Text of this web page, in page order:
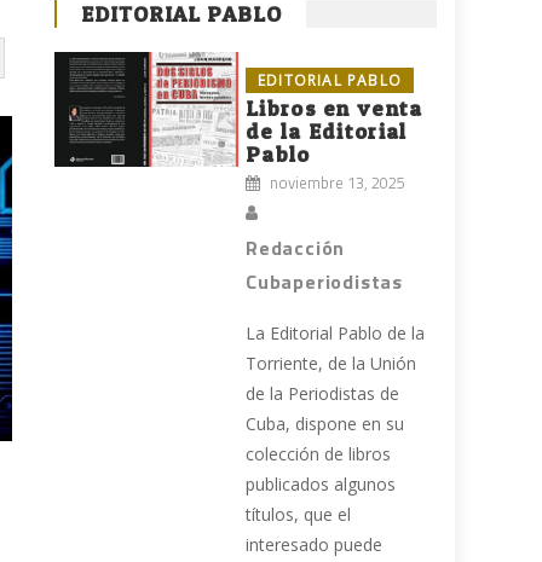
EDITORIAL PABLO
EDITORIAL PABLO
Libros en venta
de la Editorial
Pablo
noviembre 13, 2025
Redacción
Cubaperiodistas
La Editorial Pablo de la
Torriente, de la Unión
de la Periodistas de
Cuba, dispone en su
colección de libros
publicados algunos
títulos, que el
interesado puede